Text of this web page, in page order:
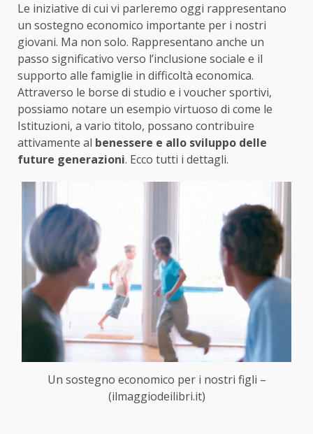
Le iniziative di cui vi parleremo oggi rappresentano
un sostegno economico importante per i nostri
giovani. Ma non solo. Rappresentano anche un
passo significativo verso l’inclusione sociale e il
supporto alle famiglie in difficoltà economica.
Attraverso le borse di studio e i voucher sportivi,
possiamo notare un esempio virtuoso di come le
Istituzioni, a vario titolo, possano contribuire
attivamente al benessere e allo sviluppo delle
future generazioni. Ecco tutti i dettagli.
Un sostegno economico per i nostri figli –
(ilmaggiodeilibri.it)